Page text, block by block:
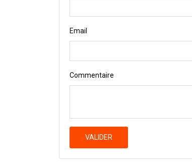
Email
Commentaire
VALIDER